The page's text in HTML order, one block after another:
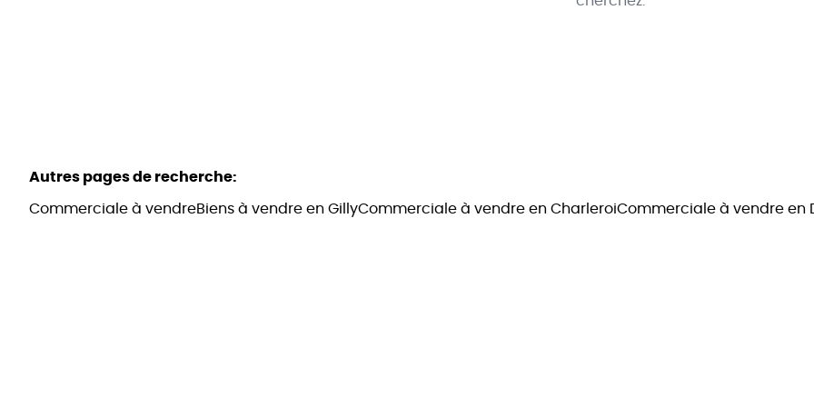
Autres pages de recherche:
Commerciale à vendreBiens à vendre en GillyCommerciale à vendre en CharleroiCommerciale à vendre en